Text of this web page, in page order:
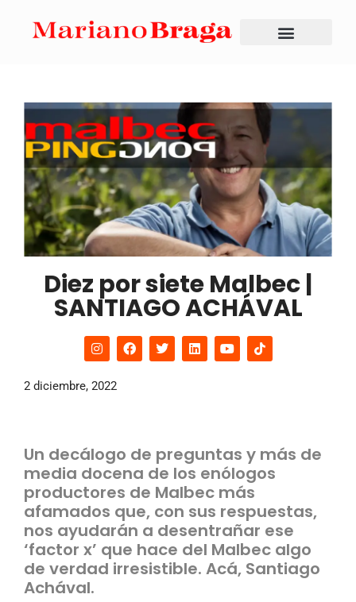
Diez por siete Malbec |
SANTIAGO ACHÁVAL
2 diciembre, 2022
Un decálogo de preguntas y más de
media docena de los enólogos
productores de Malbec más
afamados que, con sus respuestas,
nos ayudarán a desentrañar ese
‘factor x’ que hace del Malbec algo
de verdad irresistible. Acá, Santiago
Achával.